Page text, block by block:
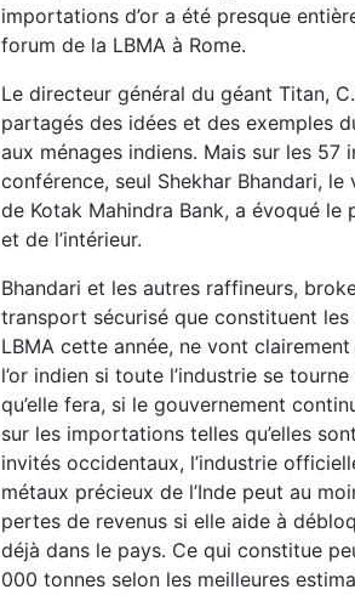
importations d’or a été presque
forum de la LBMA à Rome.
Le directeur général du géant Titan,
partagés des idées et des exemples
aux ménages indiens. Mais sur les 57
conférence, seul Shekhar Bhandari,
de Kotak Mahindra Bank, a évoqué le
et de l’intérieur.
Bhandari et les autres raffineurs,
transport sécurisé que constituent les
LBMA cette année, ne vont
l’or indien si toute l’industrie se
qu’elle fera, si le gouvernement
sur les importations telles qu’elles
invités occidentaux, l’industrie
métaux précieux de l’Inde peut au
pertes de revenus si elle aide à
déjà dans le pays. Ce qui constitue
000 tonnes selon les meilleures